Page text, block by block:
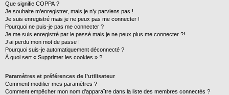
Que signifie COPPA ?
Je souhaite m’enregistrer, mais je n’y parviens pas !
Je suis enregistré mais je ne peux pas me connecter !
Pourquoi ne puis-je pas me connecter ?
Je me suis enregistré par le passé mais je ne peux plus me connecter ?!
J’ai perdu mon mot de passe !
Pourquoi suis-je automatiquement déconnecté ?
À quoi sert « Supprimer les cookies » ?
Paramètres et préférences de l’utilisateur
Comment modifier mes paramètres ?
Comment empêcher mon nom d’apparaître dans la liste des membres connectés ?